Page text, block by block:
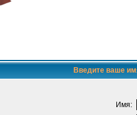
Введите ваше
Имя: